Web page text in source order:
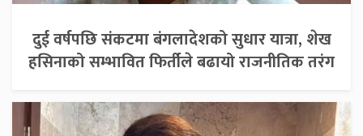
दुई वर्षपछि संकटमा बंगलादेशको सुधार यात्रा, शेख
हसिनाको सम्भावित फिर्तीले बढायो राजनीतिक तरंग